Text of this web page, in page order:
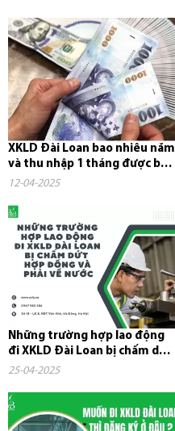
XKLD Đài Loan bao nhiêu năm
và thu nhập 1 tháng được bao
nhiêu tiền?
12-04-2025
Những trường hợp lao động
đi XKLD Đài Loan bị chấm dứt
hợp đồng và phải về nước
25-04-2025